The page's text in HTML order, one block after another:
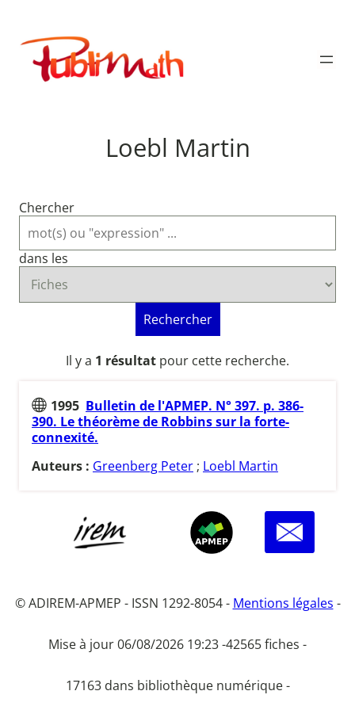
contenu
Publimath
Loebl Martin
Chercher
dans les
Rechercher
Il y a 1 résultat pour cette recherche.
1995 Bulletin de l'APMEP. N° 397. p. 386-
390. Le théorème de Robbins sur la forte-
connexité.
Auteurs : Greenberg Peter ; Loebl Martin
© ADIREM-APMEP - ISSN 1292-8054 - Mentions légales -
Mise à jour 06/08/2026 19:23 -42565 fiches -
17163 dans bibliothèque numérique -